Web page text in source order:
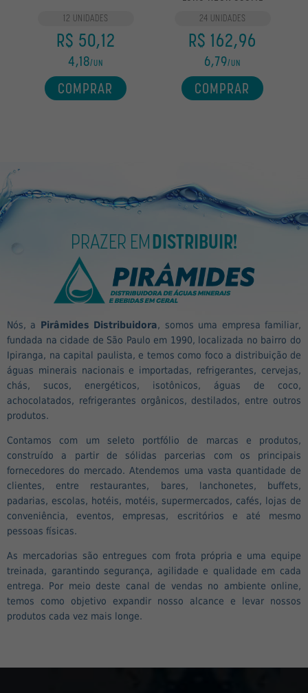
12 UNIDADES
R$ 50,12
4,18/UN
COMPRAR
24 UNIDADES
R$ 162,96
6,79/UN
COMPRAR
PRAZER EMDISTRIBUIR!
Nós, a Pirâmides Distribuidora, somos uma empresa familiar,
fundada na cidade de São Paulo em 1990, localizada no bairro do
Ipiranga, na capital paulista, e temos como foco a distribuição de
águas minerais nacionais e importadas, refrigerantes, cervejas,
chás, sucos, energéticos, isotônicos, águas de coco,
achocolatados, refrigerantes orgânicos, destilados, entre outros
produtos.
Contamos com um seleto portfólio de marcas e produtos,
construído a partir de sólidas parcerias com os principais
fornecedores do mercado. Atendemos uma vasta quantidade de
clientes, entre restaurantes, bares, lanchonetes, buffets,
padarias, escolas, hotéis, motéis, supermercados, cafés, lojas de
conveniência, eventos, empresas, escritórios e até mesmo
pessoas físicas.
As mercadorias são entregues com frota própria e uma equipe
treinada, garantindo segurança, agilidade e qualidade em cada
entrega. Por meio deste canal de vendas no ambiente online,
temos como objetivo expandir nosso alcance e levar nossos
produtos cada vez mais longe.